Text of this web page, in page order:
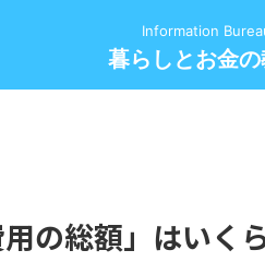
Information
暮らしとお金
の総額」はいく